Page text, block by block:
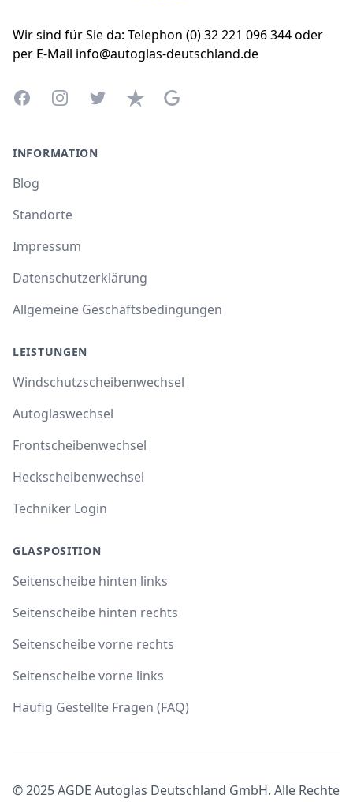
Wir sind für Sie da: Telephon (0) 32 221 096 344 oder
per E-Mail info@autoglas-deutschland.de
FacebookInstagramTwitterTrustpilotGoogle Business Profile
INFORMATION
Blog
Standorte
Impressum
Datenschutzerklärung
Allgemeine Geschäftsbedingungen
LEISTUNGEN
Windschutzscheibenwechsel
Autoglaswechsel
Frontscheibenwechsel
Heckscheibenwechsel
Techniker Login
GLASPOSITION
Seitenscheibe hinten links
Seitenscheibe hinten rechts
Seitenscheibe vorne rechts
Seitenscheibe vorne links
Häufig Gestellte Fragen (FAQ)
© 2025 AGDE Autoglas Deutschland GmbH. Alle Rechte